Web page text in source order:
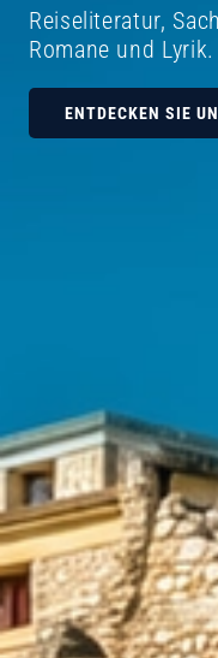
Reiseliteratur,
Romane und Lyrik.
ENTDECKEN SIE